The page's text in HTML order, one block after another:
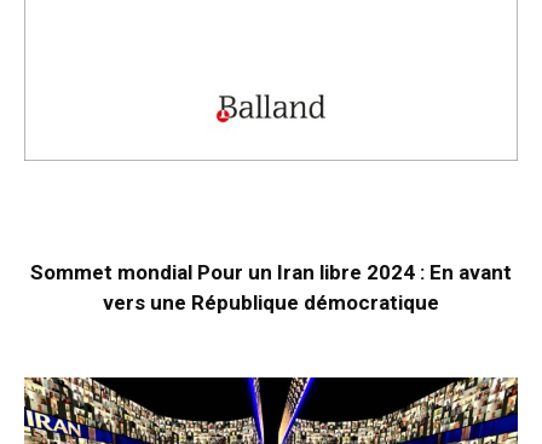
Sommet mondial Pour un Iran libre 2024 : En avant
vers une République démocratique